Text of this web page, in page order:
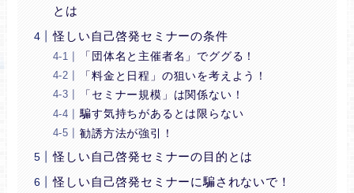
とは
怪しい自己啓発セミナーの条件
「団体名と主催者名」でググる！
「料金と日程」の狙いを考えよう！
「セミナー規模」は関係ない！
騙す気持ちがあるとは限らない
勧誘方法が強引！
怪しい自己啓発セミナーの目的とは
怪しい自己啓発セミナーに騙されないで！